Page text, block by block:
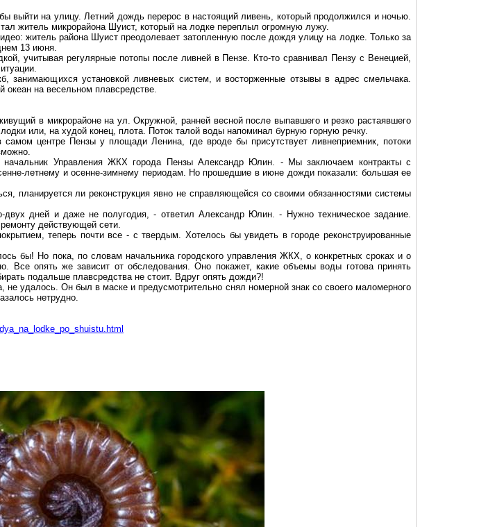
выйти на улицу. Летний дождь перерос в настоящий ливень, который продолжился и ночью.
житель микрорайона Шуист, который на лодке переплыл огромную лужу.
житель района Шуист преодолевает затопленную после дождя улицу на лодке. Только за
13 июня.
учитывая регулярные потопы после ливней в Пензе. Кто-то сравнивал Пензу с Венецией,
занимающихся установкой ливневых систем, и восторженные отзывы в адрес смельчака.
океан навесельном плавсредстве.
в микрорайоне на ул. Окружной, ранней весной после выпавшего и резко растаявшего
или, на худой конец, плота. Поток талой воды напоминал бурную горную речку.
центре Пензы у площади Ленина, где вроде бы присутствует ливнеприемник, потоки
начальник Управления ЖКХ города Пензы Александр Юлин. - Мы заключаем контракты с
летнему и осенне-зимнему периодам. Но прошедшие в июне дожди показали: большая ее
планируется ли реконструкция явно не справляющейся со своими обязанностями системы
двух дней и даже не полугодия, - ответил Александр Юлин. - Нужно техническое задание.
действующей сети.
теперь почти все - с твердым. Хотелось бы увидеть в городереконструированные
бы! Но пока, по словам начальника городского управления ЖКХ, о конкретных сроках и о
Все опять же зависит от обследования. Оно покажет, какие объемы воды готова принять
подальше плавсредстване стоит. Вдруг опять дожди?!
, не удалось. Он был в маске и предусмотрительно снял номерной знак со своего маломерного
нетрудно.